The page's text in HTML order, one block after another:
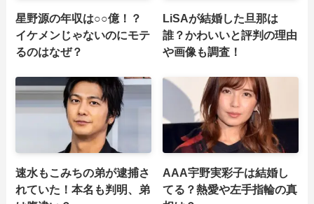
星野源の年収は○○億！？
イケメンじゃないのにモテ
るのはなぜ？
LiSAが結婚した旦那は
誰？かわいいと評判の理由
や画像も調査！
速水もこみちの弟が逮捕さ
れていた！本名も判明、弟
AAA宇野実彩子は結婚し
てる？熱愛や左手指輪の真